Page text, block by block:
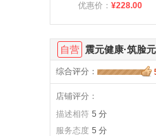
优惠价： ¥228.00
自营 震元健康·筑脸
综合评分 ：
店铺评分：
描述相符 5 分
服务态度 5 分